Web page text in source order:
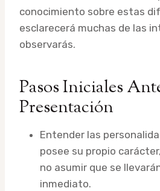
conocimiento sobre estas
esclarecerá muchas de las
observarás.
Pasos Iniciales
Presentación
Entender las
posee su propio
no asumir que se
inmediato.